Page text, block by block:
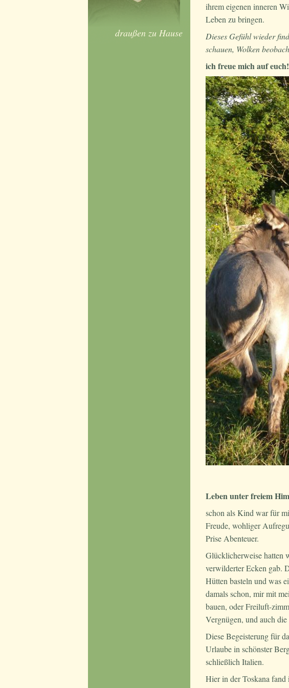
draußen zu Hause
ihrem eigenen inneren
Leben zu bringen.
Dieses Gefühl wieder
schauen, Wolken
ich freue mich auf euch!
Leben unter freiem
schon als Kind war für
Freude, wohliger
Prise Abenteuer.
Glücklicherweise hatten
verwilderter Ecken gab.
Hütten basteln und was
damals schon, mir mit
bauen, oder Freiluft-
Vergnügen, und auch
Diese Begeisterung für
Urlaube in schönster
schließlich Italien.
Hier in der Toskana fand